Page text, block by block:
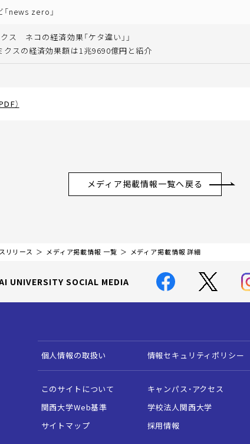
news zero」
クス ネコの経済効果「ケタ違い」」
スの経済効果額は1兆9690億円と紹介
）
メディア掲載情報一覧へ戻る
リリース メディア掲載情報 一覧 メディア掲載情報 詳細
UNIVERSITY SOCIAL MEDIA
個人情報の取扱い 情報セキュリティポリシー
このサイトについて
キャンパス・アクセス
関西大学Web基準
学校法人関西大学
サイトマップ
採用情報